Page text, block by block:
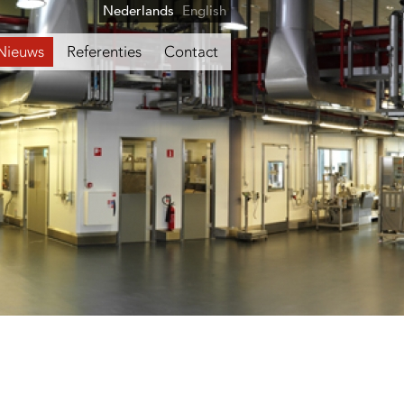
Nederlands English
Referenties Contact